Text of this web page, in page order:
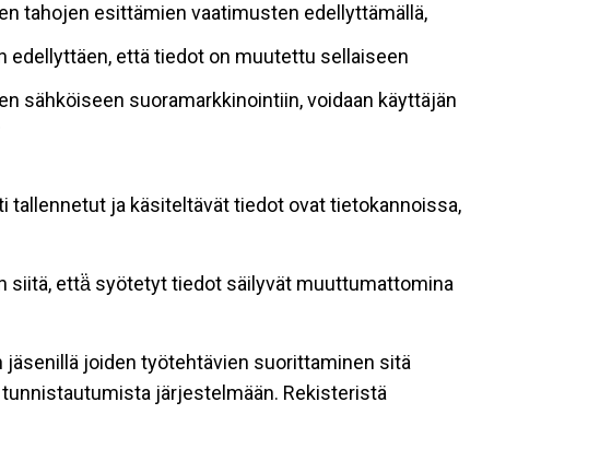
tahojen esittämien vaatimusten edellyttämällä,
että tiedot on muutettu sellaiseen
sähköiseen suoramarkkinointiin, voidaan käyttäjän
ja käsiteltävät tiedot ovat tietokannoissa,
siitä, että̈ syötetyt tiedot säilyvät muuttumattomina
joiden työtehtävien suorittaminen sitä
järjestelmään. Rekisteristä